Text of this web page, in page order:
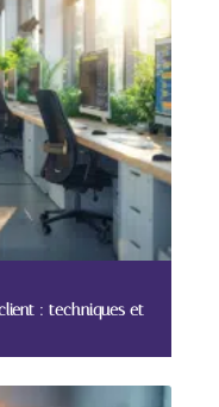
: techniques et